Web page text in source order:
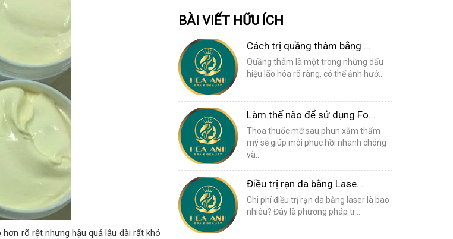
rõ rệt nhưng hậu quả lâu dài rất khó
BÀI VIẾT HỮU ÍCH
Cách trị quầng thâm bằng ...
Quầng thâm là một trong những dấu
hiệu lão hóa rõ ràng, có thể ảnh hưở...
Làm thế nào để sử dụng Fo...
Thoa thuốc mỡ sau phun xăm thẩm
mỹ sẽ giúp môi phục hồi nhanh chóng
và...
Điều trị rạn da bằng Lase...
Chi phí điều trị rạn da bằng laser là bao
nhiêu? Đây là phương pháp tr...